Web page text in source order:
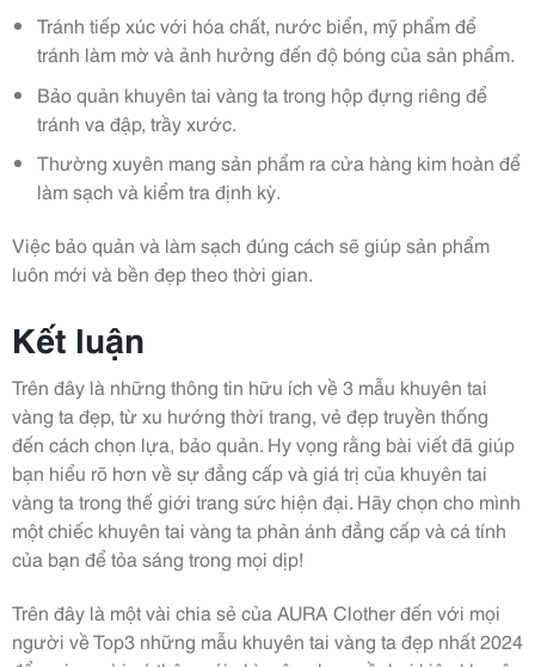
Tránh tiếp xúc với hóa chất, nước biển, mỹ phẩm để
tránh làm mờ và ảnh hưởng đến độ bóng của sản phẩm.
Bảo quản khuyên tai vàng ta trong hộp đựng riêng để
tránh va đập, trầy xước.
Thường xuyên mang sản phẩm ra cửa hàng kim hoàn để
làm sạch và kiểm tra định kỳ.
Việc bảo quản và làm sạch đúng cách sẽ giúp sản phẩm
luôn mới và bền đẹp theo thời gian.
Kết luận
Trên đây là những thông tin hữu ích về 3 mẫu khuyên tai
vàng ta đẹp, từ xu hướng thời trang, vẻ đẹp truyền thống
đến cách chọn lựa, bảo quản. Hy vọng rằng bài viết đã giúp
bạn hiểu rõ hơn về sự đẳng cấp và giá trị của khuyên tai
vàng ta trong thế giới trang sức hiện đại. Hãy chọn cho mình
một chiếc khuyên tai vàng ta phản ánh đẳng cấp và cá tính
của bạn để tỏa sáng trong mọi dịp!
Trên đây là một vài chia sẻ của AURA Clother đến với mọi
người về Top3 những mẫu khuyên tai vàng ta đẹp nhất 2024